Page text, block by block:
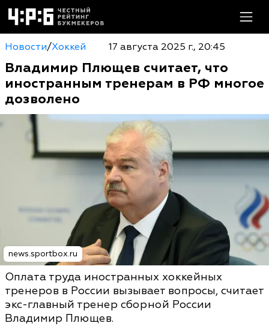
Новости/Хоккей 17 августа 2025 г., 20:45
Владимир Плющев считает, что
иностранным тренерам в РФ многое
дозволено
news.sportbox.ru
Оплата труда иностранных хоккейных
тренеров в России вызывает вопросы, считает
экс-главный тренер сборной России
Владимир Плющев.